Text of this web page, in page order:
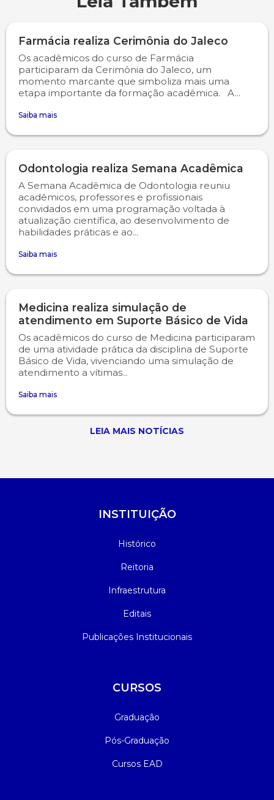
Farmácia realiza Cerimônia do Jaleco
Os acadêmicos do curso de Farmácia
participaram da Cerimônia do Jaleco, um
momento marcante que simboliza mais uma
etapa importante da formação acadêmica. A...
Saiba mais
Odontologia realiza Semana Acadêmica
A Semana Acadêmica de Odontologia reuniu
acadêmicos, professores e profissionais
convidados em uma programação voltada à
atualização científica, ao desenvolvimento de
habilidades práticas e ao...
Saiba mais
Medicina realiza simulação de
atendimento em Suporte Básico de Vida
Os acadêmicos do curso de Medicina participaram
de uma atividade prática da disciplina de Suporte
Básico de Vida, vivenciando uma simulação de
atendimento a vítimas...
Saiba mais
LEIA MAIS NOTÍCIAS
INSTITUIÇÃO
Histórico
Reitoria
Infraestrutura
Editais
Publicações Institucionais
CURSOS
Graduação
Pós-Graduação
Cursos EAD